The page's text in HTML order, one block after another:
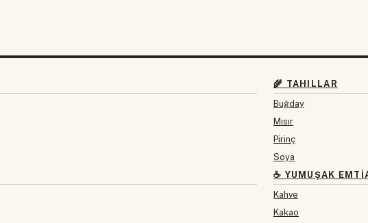
🌾 TAHILLAR
Buğday
Mısır
Pirinç
Soya
☕ YUMUŞAK
Kahve
Kakao